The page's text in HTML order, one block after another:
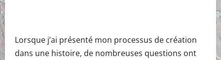
Lorsque j’ai présenté mon processus de création
dans une histoire, de nombreuses questions ont